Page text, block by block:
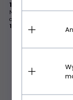
150,
Najniższa cena
ostatnich 30 dni:
150.50 PLN